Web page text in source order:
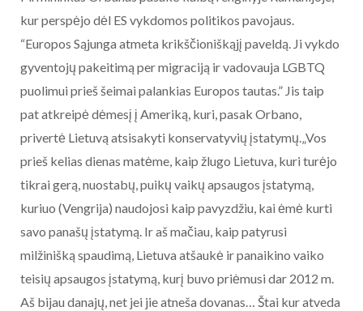
kur perspėjo dėl ES vykdomos politikos pavojaus.
“Europos Sąjunga atmeta krikščioniškąjį paveldą. Ji vykdo
gyventojų pakeitimą per migraciją ir vadovauja LGBTQ
puolimui prieš šeimai palankias Europos tautas.” Jis taip
pat atkreipė dėmesį į Ameriką, kuri, pasak Orbano,
privertė Lietuvą atsisakyti konservatyvių įstatymų.„Vos
prieš kelias dienas matėme, kaip žlugo Lietuva, kuri turėjo
tikrai gerą, nuostabų, puikų vaikų apsaugos įstatymą,
kuriuo (Vengrija) naudojosi kaip pavyzdžiu, kai ėmė kurti
savo panašų įstatymą. Ir aš mačiau, kaip patyrusi
milžinišką spaudimą, Lietuva atšaukė ir panaikino vaiko
teisių apsaugos įstatymą, kurį buvo priėmusi dar 2012 m.
Aš bijau danajų, net jei jie atneša dovanas… Štai kur atveda